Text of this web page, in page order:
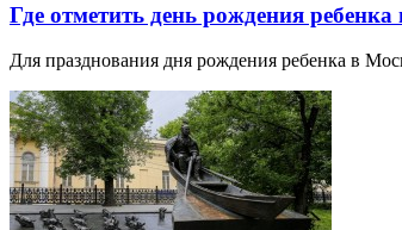
Где отметить день рождения
Для празднования дня рождения ребенка в